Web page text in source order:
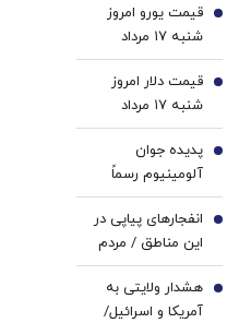
قتل رسید؟
قیمت یورو امروز
شنبه ۱۷ مرداد
۱۴۰۵/ افزایش
قیمت یورو
3
قیمت دلار امروز
شنبه ۱۷ مرداد
۱۴۰۵/ افزایش
قیمت دلار
4
پدیده جوان
آلومینیوم رسماً
پرسپولیسی شد
5
انفجارهای پیاپی در
این مناطق / مردم
آماده باشند
6
هشدار ولایتی به
آمریکا و اسرائیل/
7